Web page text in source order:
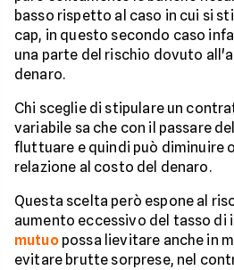
basso rispetto al caso in cui si
cap, in questo secondo caso
una parte del rischio dovuto
denaro.
Chi sceglie di stipulare un
variabile sa che con il passare
fluttuare e quindi può diminuire
relazione al costo del denaro.
Questa scelta però espone al
aumento eccessivo del tasso di
mutuopossa lievitare anche in
evitare brutte sorprese, nel